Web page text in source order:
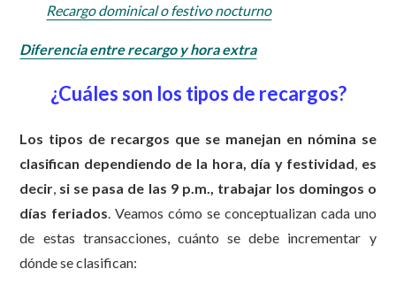
Recargo dominical o festivo nocturno
Diferencia entre recargo y hora extra
¿Cuáles son los tipos de recargos?
Los tipos de recargos que se manejan en nómina se
clasifican dependiendo de la hora, día y festividad, es
decir, si se pasa de las 9 p.m., trabajar los domingos o
días feriados. Veamos cómo se conceptualizan cada uno
de estas transacciones, cuánto se debe incrementar y
dónde se clasifican: